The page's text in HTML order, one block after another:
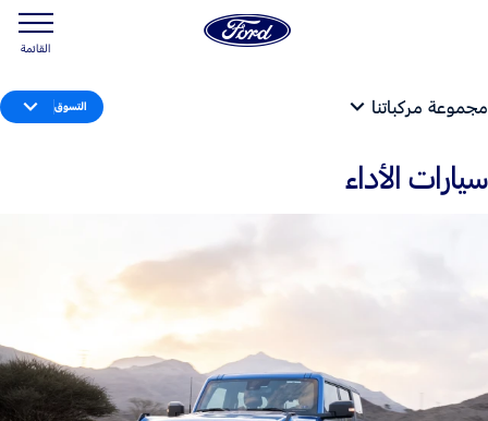
القائمة
مجموعة مركباتنا التسوق
سيارات الأداء